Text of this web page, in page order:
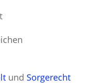
und Sorgerecht